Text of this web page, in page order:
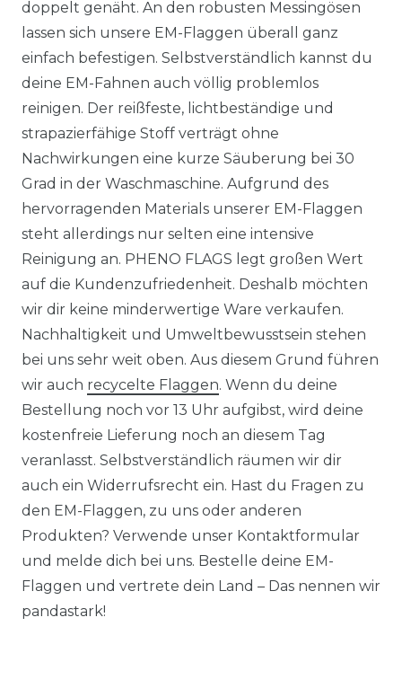
doppelt genäht. An den robusten Messingösen
lassen sich unsere EM-Flaggen überall ganz
einfach befestigen. Selbstverständlich kannst du
deine EM-Fahnen auch völlig problemlos
reinigen. Der reißfeste, lichtbeständige und
strapazierfähige Stoff verträgt ohne
Nachwirkungen eine kurze Säuberung bei 30
Grad in der Waschmaschine. Aufgrund des
hervorragenden Materials unserer EM-Flaggen
steht allerdings nur selten eine intensive
Reinigung an. PHENO FLAGS legt großen Wert
auf die Kundenzufriedenheit. Deshalb möchten
wir dir keine minderwertige Ware verkaufen.
Nachhaltigkeit und Umweltbewusstsein stehen
bei uns sehr weit oben. Aus diesem Grund führen
wir auch recycelte Flaggen. Wenn du deine
Bestellung noch vor 13 Uhr aufgibst, wird deine
kostenfreie Lieferung noch an diesem Tag
veranlasst. Selbstverständlich räumen wir dir
auch ein Widerrufsrecht ein. Hast du Fragen zu
den EM-Flaggen, zu uns oder anderen
Produkten? Verwende unser Kontaktformular
und melde dich bei uns. Bestelle deine EM-
Flaggen und vertrete dein Land – Das nennen wir
pandastark!